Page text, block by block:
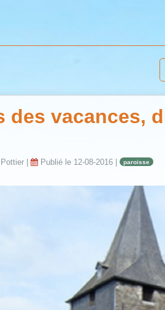
des vacances,
| Publié le 12-08-2016 | paroisse